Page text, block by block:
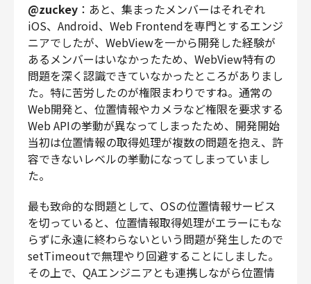
@zuckey ：あと、集まったメンバーはそれぞれ
iOS、Android、Web Frontendを専門とするエンジ
ニアでしたが、WebViewを一から開発した経験が
あるメンバーはいなかったため、WebView特有の
問題を深く認識できていなかったところがありまし
た。特に苦労したのが権限まわりですね。通常の
Web開発と、位置情報やカメラなど権限を要求する
Web APIの挙動が異なってしまったため、開発開始
当初は位置情報の取得処理が複数の問題を抱え、許
容できないレベルの挙動になってしまっていまし
た。
最も致命的な問題として、OSの位置情報サービス
を切っていると、位置情報取得処理がエラーにもな
らずに永遠に終わらないという問題が発生したので
setTimeoutで無理やり回避することにしました。
その上で、QAエンジニアとも連携しながら位置情